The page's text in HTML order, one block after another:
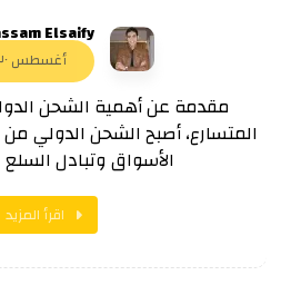
Elsaify
أغسطس ٣٠, ٢٠٢٥
مقدمة عن أهمية الشحن
المتسارع، أصبح الشحن الدولي
الأسواق وتبادل
اقرأ المزيد